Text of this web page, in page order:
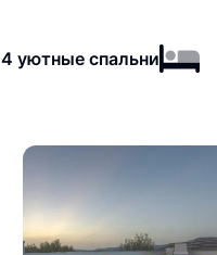
4 уютные спальни